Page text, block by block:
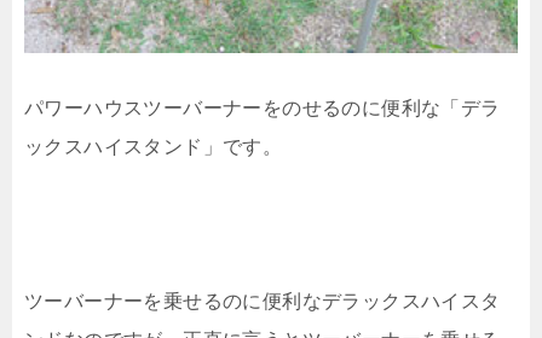
パワーハウスツーバーナーをのせるのに便利な「デラ
ックスハイスタンド」です。
ツーバーナーを乗せるのに便利なデラックスハイスタ